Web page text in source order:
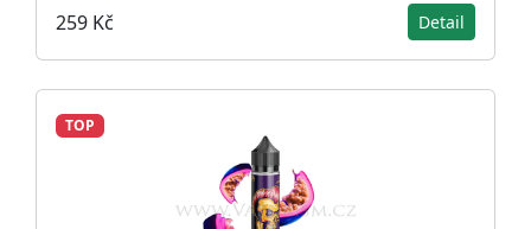
259 Kč Detail
TOP